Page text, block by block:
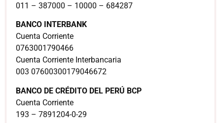
011 – 387000 – 10000 – 684287
BANCO INTERBANK
Cuenta Corriente
0763001790466
Cuenta Corriente Interbancaria
003 07600300179046672
BANCO DE CRÉDITO DEL PERÚ BCP
Cuenta Corriente
193 – 7891204-0-29